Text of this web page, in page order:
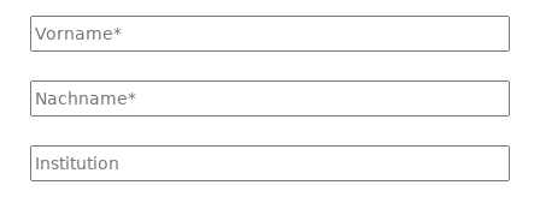
Vorname
Name
Institution